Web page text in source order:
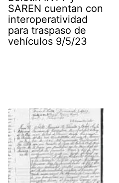
SAREN cuentan con
interoperatividad
para traspaso de
vehículos 9/5/23